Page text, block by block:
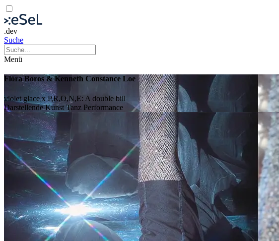
.dev
Suche
Menü
Flóra Boros & Kenneth Constance Loe
violet glace x P,R,O,N,E: A double bill
Darstellende Kunst Tanz Performance